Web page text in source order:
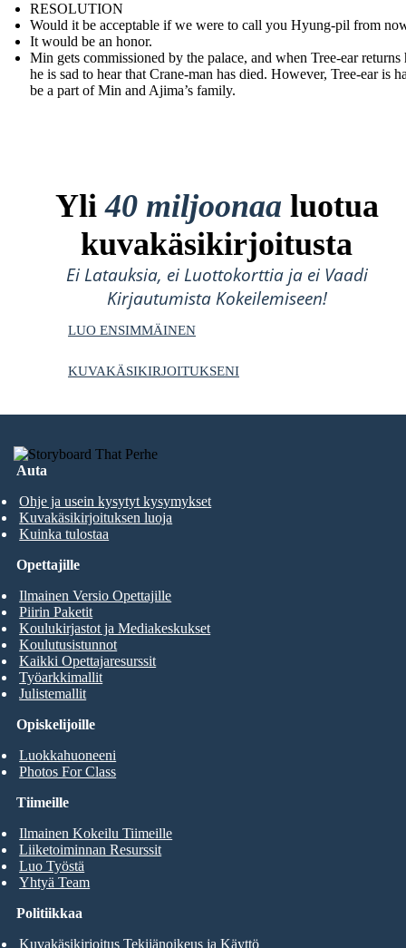
RESOLUTION
Would it be acceptable if we were to call you Hyung-pil from
It would be an honor.
Min gets commissioned by the palace, and when Tree-ear returns
he is sad to hear that Crane-man has died. However, Tree-ear is
be a part of Min and Ajima’s family.
Yli40 miljoonaa luotua
kuvakäsikirjoitusta
Ei Latauksia, ei Luottokorttia ja ei Vaadi
Kirjautumista Kokeilemiseen!
LUO ENSIMMÄINEN
KUVAKÄSIKIRJOITUKSENI
Auta
Ohje ja usein kysytyt kysymykset
Kuvakäsikirjoituksen luoja
Kuinka tulostaa
Opiskelijoille
Luokkahuoneeni
Photos For Class
Opettajille
Ilmainen Versio Opettajille
Piirin Paketit
Koulukirjastot ja Mediakeskukset
Koulutusistunnot
Kaikki Opettajaresurssit
Työarkkimallit
Julistemallit
Tiimeille
Ilmainen Kokeilu Tiimeille
Liiketoiminnan Resurssit
Luo Työstä
Yhtyä Team
Politiikkaa
Kuvakäsikirjoitus Tekijänoikeus ja Käyttö